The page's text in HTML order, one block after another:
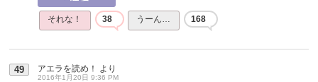
それな！ 38 うーん… 168
49 アエラを読め！ より
2016年1月20日 9:36 PM